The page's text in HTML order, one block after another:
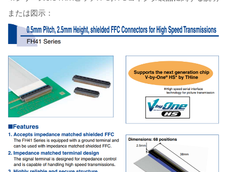
または図示：